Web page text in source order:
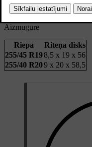
235/45 R208 x 20 x 50,5
Aizmugurē
Riepa
Riteņa disks
255/45 R198,5 x 19 x 56
255/40 R209 x 20 x 58,5